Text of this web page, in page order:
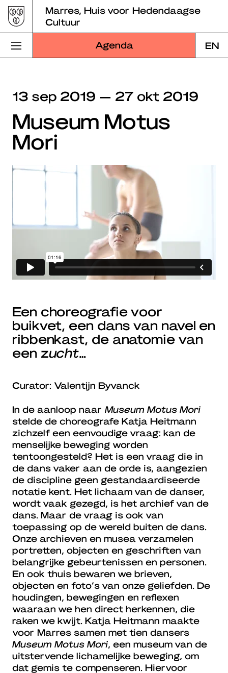
Skip
to
content
Marres, Huis voor Hedendaagse
Cultuur
Agenda EN
Programma
Educatie
Over Marres
Marres Kitchen
Shop
Zoek
13 sep 2019 — 27 okt 2019
Museum Motus
Mori
Een choreografie voor
buikvet, een dans van navel en
ribbenkast, de anatomie van
een zucht…
Curator: Valentijn Byvanck
In de aanloop naar Museum Motus Mori
stelde de choreografe Katja Heitmann
zichzelf een eenvoudige vraag: kan de
menselijke beweging worden
tentoongesteld? Het is een vraag die in
de dans vaker aan de orde is, aangezien
de discipline geen gestandaardiseerde
notatie kent. Het lichaam van de danser,
wordt vaak gezegd, is het archief van de
dans. Maar de vraag is ook van
toepassing op de wereld buiten de dans.
Onze archieven en musea verzamelen
portretten, objecten en geschriften van
belangrijke gebeurtenissen en personen.
En ook thuis bewaren we brieven,
objecten en foto’s van onze geliefden. De
houdingen, bewegingen en reflexen
waaraan we hen direct herkennen, die
raken we kwijt. Katja Heitmann maakte
voor Marres samen met tien dansers
Museum Motus Mori, een museum van de
uitstervende lichamelijke beweging, om
dat gemis te compenseren. Hiervoor